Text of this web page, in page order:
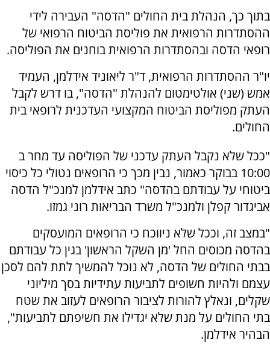
בתוך כך, הנהלת בית החולים "הדסה" העבירה לידי
ההסתדרות הרפואית את פוליסת הביטוח הרפואי של
רופאי הדסה ובהסתדרות הרפואית בוחנים את הפוליסה.
יו"ר ההסתדרות הרפואית, ד"ר ליאוניד אידלמן, העמיד
אמש (שני) אולטימטום להנהלת "הדסה", בו דרש לקבל
העתק מפוליסת הביטוח המקצועי העדכנית לרופאי בית
החולים.
"ככל שלא נקבל העתק עדכני של הפוליסה עד מחר ב
10:00 בבוקר כאמור, נבין מכך כי הרופאים נטולי כל כיסוי
ביטוחי על עבודתם בהדסה" כתב אידלמן למנכ"ל הדסה
אביגדור קפלן ולמנכ"ל משרד הבריאות רוני גמזו.
"במצב זה, וככל שלא ניווכח כי הרופאים המועסקים
בהדסה מכוסים החל 'מן השקל הראשון' בגין כל עבודתם
בבתי החולים של הדסה, לא נוכל להמשיך לתת להם לסכן
עצמם ולהיות חשופים לתביעות עתידיות בסך מיליוני
שקלים, ונאלץ להורות לציבור הרופאים לעזוב את שטח
בתי החולים על מנת שלא יגדילו את חשיפתם לתביעות",
הבהיר אידלמן.